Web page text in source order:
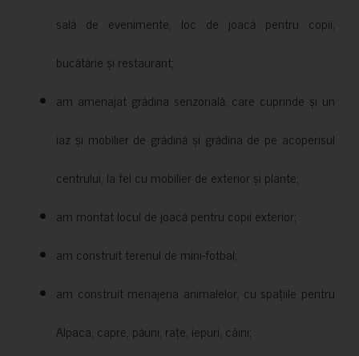
sală de evenimente, loc de joacă pentru copii,
bucătărie și restaurant;
am amenajat grădina senzorială, care cuprinde și un
iaz și mobilier de grădină și grădina de pe acoperisul
centrului, la fel cu mobilier de exterior și plante;
am montat locul de joacă pentru copii exterior;
am construit terenul de mini-fotbal;
am construit menajeria animalelor, cu spațiile pentru
Alpaca, capre, păuni, rațe, iepuri, câini;